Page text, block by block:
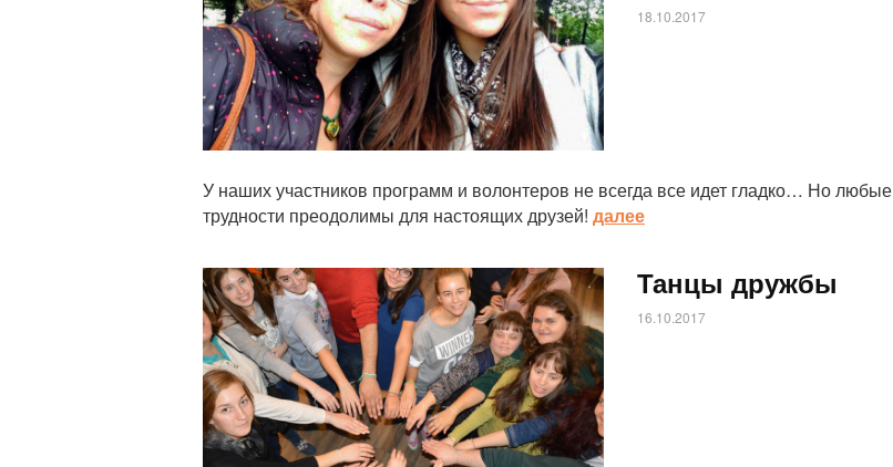
18.10.2017
У наших участников программ и волонтеров не всегда все идет гладко… Но любые
трудности преодолимы для настоящих друзей! далее
Статья Танцы дружбы
16.10.2017